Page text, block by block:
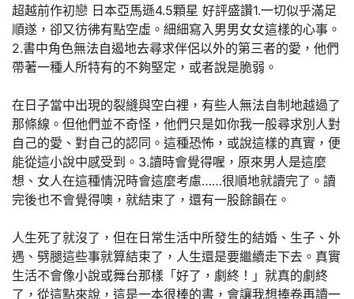
超越前作初戀 日本亞馬遜4.5顆星 好評盛讚1.一切似乎滿足
順遂，卻又彷彿有點空虛。細細寫入男男女女這樣的心事。
2.書中角色無法自遏地去尋求伴侶以外的第三者的愛，他們
帶著一種人所特有的不夠堅定，或者說是脆弱。
在日子當中出現的裂縫與空白裡，有些人無法自制地越過了
那條線。但他們並不奇怪，他們只是如你我一般尋求別人對
自己的愛、對自己的認同。這種恐怖，或說這樣的真實，便
能從這小說中感受到。3.讀時會覺得喔，原來男人是這麼
想、女人在這種情況時會這麼考慮……很順地就讀完了。讀
完後也不會覺得噢，就結束了，還有一股餘韻在。
人生死了就沒了，但在日常生活中所發生的結婚、生子、外
遇、劈腿這些事就算結束了，人生還是要繼續走下去。真實
生活不會像小說或舞台那樣「好了，劇終！」就真的劇終
了，從這點來說，這是一本很棒的書，會讓我想捧卷再讀一